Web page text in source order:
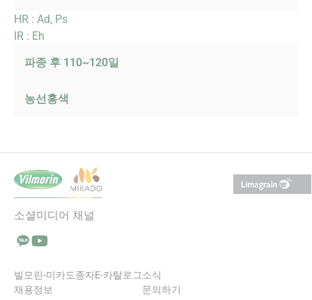
HR : Ad, Ps
IR : Eh
파종 후 110~120일
농선홍색
소셜미디어 채널
Talk에서 팔로우 (새 창에서 열림)
YouTube에서 팔로우 (새 창에서 열림)
빌모린-미카도
채용정보
종자E-카탈로그소식
문의하기